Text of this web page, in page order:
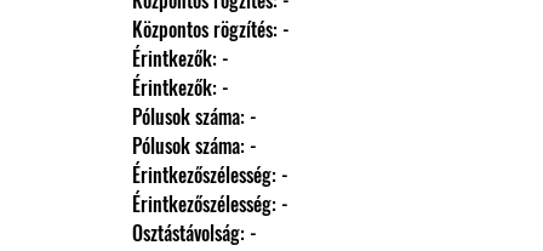
                Központos rögzítés: -
                Érintkezők: -
                Érintkezők: -
                Pólusok száma: -
                Pólusok száma: -
                Érintkezőszélesség: -
                Érintkezőszélesség: -
                Osztástávolság: -